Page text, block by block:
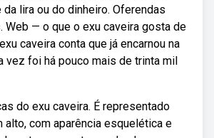
lira ou do dinheiro. Oferendas
— o que o exu caveira gosta de
caveira conta que já encarnou na
vez foi há pouco mais de trinta mil
do exu caveira. É representado
alto, com aparência esquelética e